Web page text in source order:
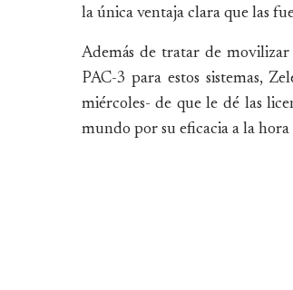
la única ventaja clara que las
Además de tratar de movilizar
PAC-3 para estos sistemas,
miércoles- de que le dé las
mundo por su eficacia a la